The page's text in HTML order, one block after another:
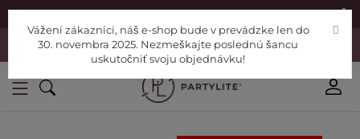
|
Vážení zákazníci, náš e-shop bude v prevádzke len do 30. novembra
2025. Nezmeškajte poslednú šancu uskutočniť svoju objednávku!
Vážení zákazníci, náš e-shop bude v prevádzke len do
30. novembra 2025. Nezmeškajte poslednú šancu
uskutočniť svoju objednávku!